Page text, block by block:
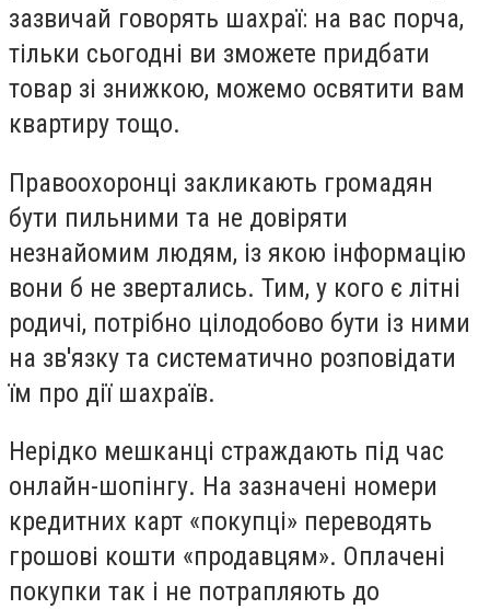
зазвичай говорять шахраї: на вас порча,
тільки сьогодні ви зможете придбати
товар зі знижкою, можемо освятити вам
квартиру тощо.
Правоохоронці закликають громадян
бути пильними та не довіряти
незнайомим людям, із якою інформацію
вони б не звертались. Тим, у кого є літні
родичі, потрібно цілодобово бути із ними
на зв'язку та систематично розповідати
їм про дії шахраїв.
Нерідко мешканці страждають під час
онлайн-шопінгу. На зазначені номери
кредитних карт «покупці» переводять
грошові кошти «продавцям». Оплачені
покупки так і не потрапляють до